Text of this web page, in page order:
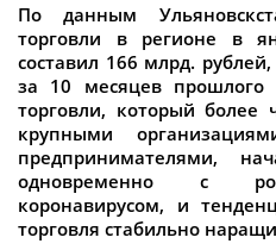
По данным
торговли в регионе в
составил 166 млрд.
за 10 месяцев прошлого
торговли, который более
крупными
предпринимателями,
одновременно с
коронавирусом, и
торговля стабильно